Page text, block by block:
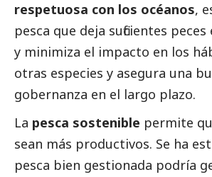
respetuosa con los océanos,
pesca que deja suficientes
y minimiza el impacto en los
otras especies y asegura una
gobernanza en el largo plazo.
La pesca sostenible permite
sean más productivos. Se ha
pesca bien gestionada podría